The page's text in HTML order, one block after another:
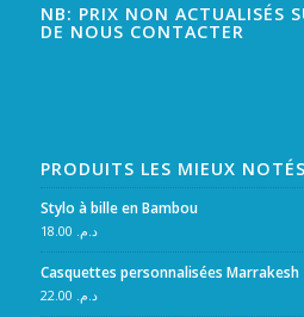
NB: PRIX NON ACTUALISÉS
DE NOUS CONTACTER
PRODUITS LES MIEUX NOTÉS
Stylo à bille en Bambou
د.م.
Casquettes personnalisées Marrakesh
د.م.